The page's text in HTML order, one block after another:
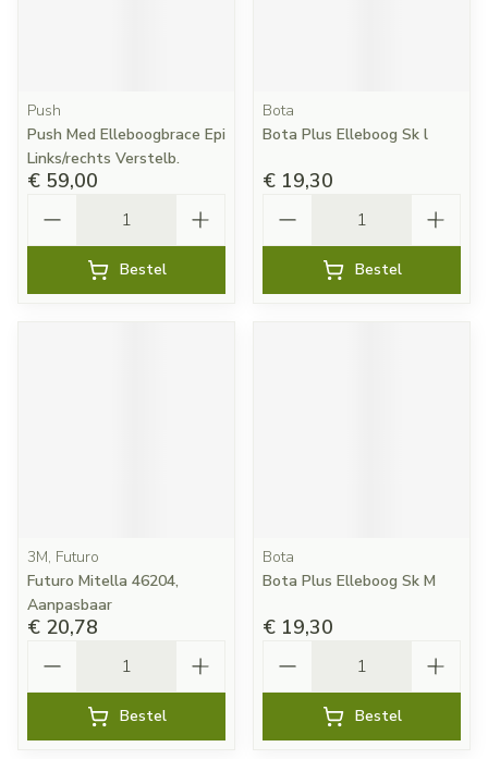
Push
Push Med Elleboogbrace Epi
Links/rechts Verstelb.
€ 59,00
Bestel
Bota
Bota Plus Elleboog Sk l
€ 19,30
Bestel
3M, Futuro
Futuro Mitella 46204,
Aanpasbaar
€ 20,78
Bestel
Bota
Bota Plus Elleboog Sk M
€ 19,30
Bestel